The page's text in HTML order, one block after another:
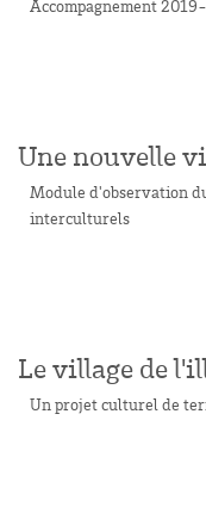
Accompagnement
Une nouvelle
Module d'observation
interculturels
Le village de
Un projet culturel de